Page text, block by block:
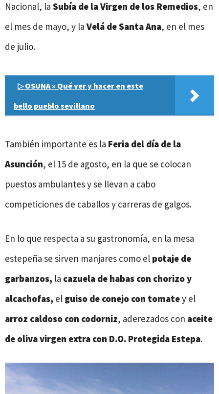
Nacional, la Subía de la Virgen de los Remedios, en
el mes de mayo, y la Velá de Santa Ana, en el mes
de julio.
▷ OSUNA » Qué ver y hacer en este
bello pueblo sevillano
También importante es la Feria del día de la
Asunción, el 15 de agosto, en la que se colocan
puestos ambulantes y se llevan a cabo
competiciones de caballos y carreras de galgos.
En lo que respecta a su gastronomía, en la mesa
estepeña se sirven manjares como el potaje de
garbanzos, la cazuela de habas con chorizo y
alcachofas, el guiso de conejo con tomatey el
arroz caldoso con codorniz, aderezados con aceite
de oliva virgen extra con D.O. Protegida Estepa.